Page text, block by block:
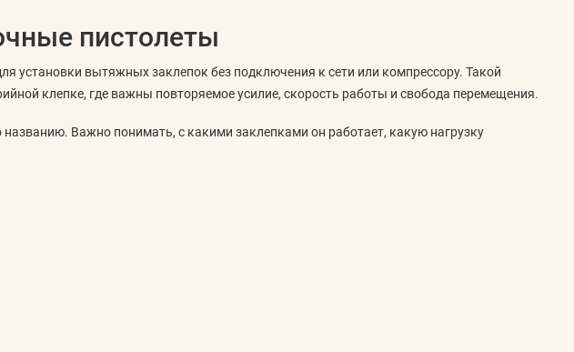
пистолеты
установки вытяжных заклепок без подключения к сети или компрессору. Такой
клепке, где важны повторяемое усилие, скорость работы и свобода перемещения.
Важно понимать, с какими заклепками он работает, какую нагрузку